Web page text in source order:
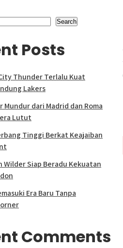
Search
Posts
Thunder Terlalu Kuat
Lakers
Mundur dari Madrid dan Roma
Lutut
Tinggi Berkat Keajaiban
Wilder Siap Beradu Kekuatan
Era Baru Tanpa
Comments